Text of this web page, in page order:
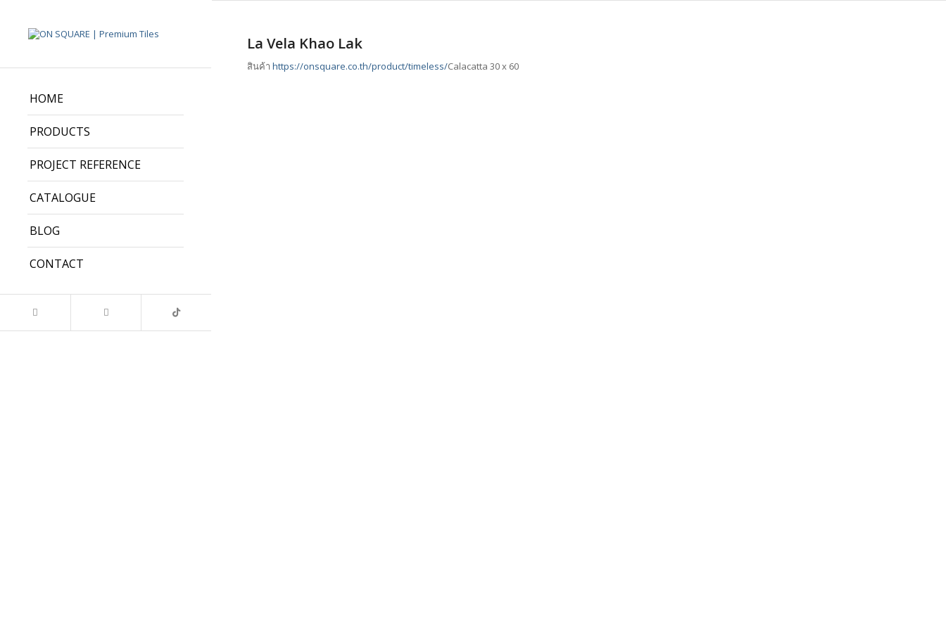
HOME
PRODUCTS
PROJECT REFERENCE
CATALOGUE
BLOG
CONTACT
La Vela Khao Lak
สินค้า https://onsquare.co.th/product/timeless/Calacatta 30 x 60